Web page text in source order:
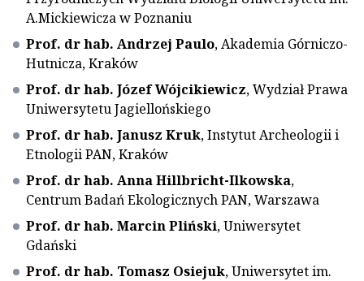
A.Mickiewicza w Poznaniu
Prof. dr hab. Andrzej Paulo, Akademia Górniczo-
Hutnicza, Kraków
Prof. dr hab. Józef Wójcikiewicz, Wydział Prawa
Uniwersytetu Jagiellońskiego
Prof. dr hab. Janusz Kruk, Instytut Archeologii i
Etnologii PAN, Kraków
Prof. dr hab. Anna Hillbricht-Ilkowska,
Centrum Badań Ekologicznych PAN, Warszawa
Prof. dr hab. Marcin Pliński, Uniwersytet
Gdański
Prof. dr hab. Tomasz Osiejuk, Uniwersytet im.